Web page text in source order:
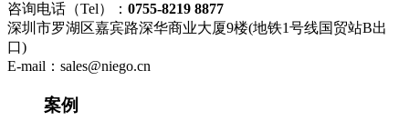
咨询电话（Tel）： 0755-8219 8877
深圳市罗湖区嘉宾路深华商业大厦9楼(地铁1号线国贸站B出
口)
E-mail：sales@niego.cn
案例